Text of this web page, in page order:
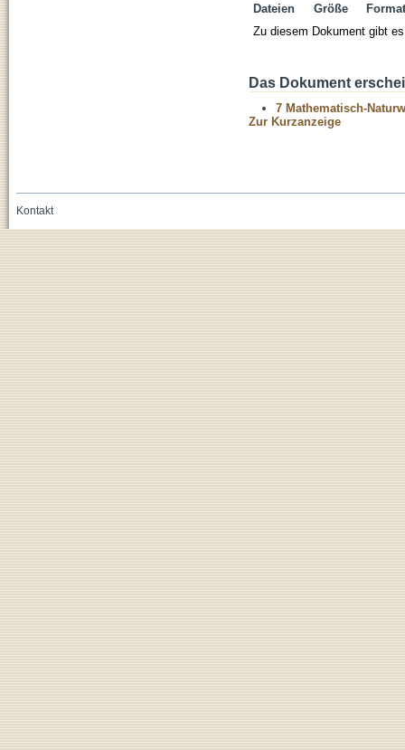
Dateien Größe
Format
Zu diesem Dokument gibt
Das Dokument
7 Mathematisch-
Zur Kurzanzeige
Kontakt